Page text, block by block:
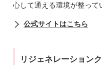
心して通える環境が整って
公式サイトはこちら
リジェネレーション